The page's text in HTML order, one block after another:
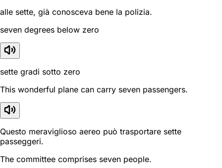
alle sette, già conosceva bene la polizia.
seven degrees below zero
sette gradi sotto zero
This wonderful plane can carry seven passengers.
Questo meraviglioso aereo può trasportare sette
passeggeri.
The committee comprises seven people.